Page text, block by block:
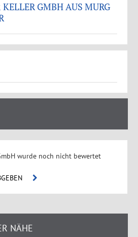
GMBH AUS MURG
wurde noch nicht bewertet
NÄHE